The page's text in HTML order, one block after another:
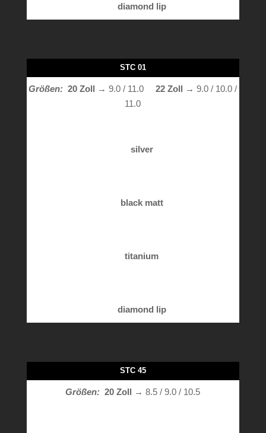
diamond lip
STC 01
Größen:20 Zoll → 9.0 / 11.022 Zoll →9.0 / 10.0 /
11.0
silver
black matt
titanium
diamond lip
STC 45
Größen:20 Zoll → 8.5 / 9.0 / 10.5